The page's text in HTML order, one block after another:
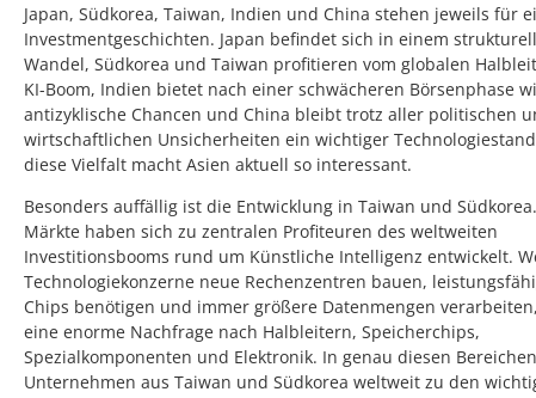
Japan, Südkorea, Taiwan, Indien und China stehen jeweils für
Investmentgeschichten. Japan befindet sich in einem
Wandel, Südkorea und Taiwan profitieren vom globalen
KI-Boom, Indien bietet nach einer schwächeren Börsenphase
antizyklische Chancen und China bleibt trotz aller politischen
wirtschaftlichen Unsicherheiten ein wichtiger
diese Vielfalt macht Asien aktuell so interessant.
Besonders auffällig ist die Entwicklung in Taiwan und
Märkte haben sich zu zentralen Profiteuren des weltweiten
Investitionsbooms rund um Künstliche Intelligenz entwickelt.
Technologiekonzerne neue Rechenzentren bauen,
Chips benötigen und immer größere Datenmengen
eine enorme Nachfrage nach Halbleitern, Speicherchips,
Spezialkomponenten und Elektronik. In genau diesen
Unternehmen aus Taiwan und Südkorea weltweit zu den